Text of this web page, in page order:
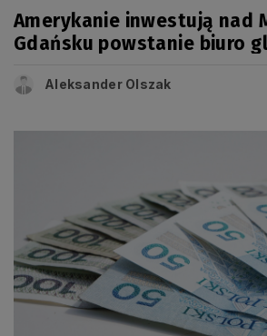
Amerykanie inwestują nad
Gdańsku powstanie biuro
Aleksander Olszak